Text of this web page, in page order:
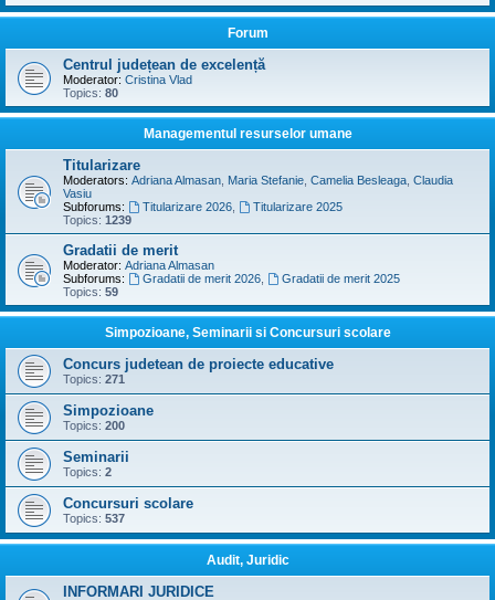
Forum
Centrul județean de excelență
Moderator: Cristina Vlad
Topics: 80
Managementul resurselor umane
Titularizare
Moderators: Adriana Almasan Maria Stefanie Camelia Besleaga Claudia
Vasiu
Subforums:
Titularizare 2026,
Titularizare 2025
Topics: 1239
Gradatii de merit
Moderator: Adriana Almasan
Subforums:
Gradatii de merit 2026,
Gradatii de merit 2025
Topics: 59
Simpozioane, Seminarii si Concursuri scolare
Concurs judetean de proiecte educative
Topics: 271
Simpozioane
Topics: 200
Seminarii
Topics: 2
Concursuri scolare
Topics: 537
Audit, Juridic
INFORMARI JURIDICE